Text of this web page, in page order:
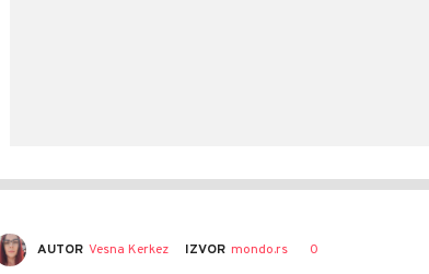
AUTOR Vesna Kerkez IZVOR mondo.rs 0